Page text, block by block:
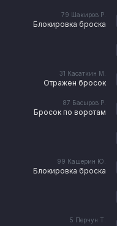
79 Шакиров Р.
Блокировка броска
31 Касаткин М.
Отражен бросок
87 Басыров Р.
Бросок по воротам
99 Кашерин Ю.
Блокировка броска
5 Перчун Т.